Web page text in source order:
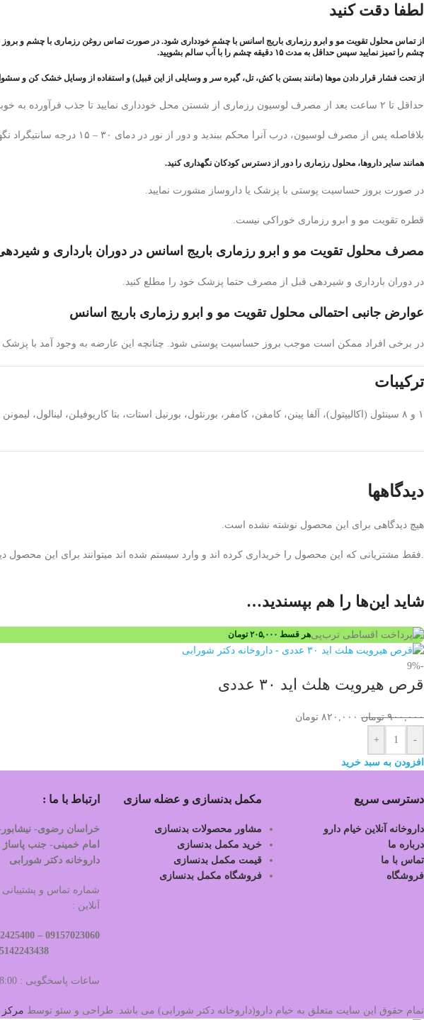
لطفا دقت کنید
از تماس محلول تقویت مو و ابرو رزماری باریج اسانس با چشم خودداری شود. در صورت تماس روغن رزماری با چشم و
چشم را تمیز نمایید سپس حداقل به مدت ۱۵ دقیقه چشم را با آب سالم بشویید.
از تحت فشار قرار دادن موها (مانند بستن با کش، تل، گیره سر و وسایلی از این قبیل) و استفاده از وسایل خشک کن و
حداقل تا ۲ ساعت بعد از مصرف لوسیون رزماری از شستن محل خودداری نمایید تا جذب فرآورده به خوبی صورت گیرد.
بلافاصله پس از مصرف لوسیون، درب آنرا محکم ببندید و دور از نور در دمای ۳۰ – ۱۵ درجه سانتیگراد نگهداری نمایید.
همانند سایر داروها، محلول رزماری را دور از دسترس کودکان نگهداری کنید.
در صورت بروز حساسیت پوستی با پزشک یا داروساز مشورت نمایید.
قطره تقویت مو و ابرو رزماری خوراکی نیست.
مصرف محلول تقویت مو و ابرو رزماری باریج اسانس در دوران بارداری و
در دوران بارداری و شیردهی قبل از مصرف حتما پزشک خود را مطلع کنید.
عوارض جانبی احتمالی محلول تقویت مو و ابرو رزماری باریج اسانس
در برخی افراد ممکن است موجب بروز حساسیت پوستی شود. چنانچه این عارضه به وجود آمد با پزشک
ترکیبات
۱ و ۸ سینئول (اکالیپتول)، آلفا پینن، کامفن، کامفر، بورنئول، بورنیل استات، بتا کاریوفیلن، لینالول، لیمونن
دیدگاهها
هیچ دیدگاهی برای این محصول نوشته نشده است.
.فقط مشتریانی که این محصول را خریداری کرده اند و وارد سیستم شده اند میتوانند برای این محصول
شاید این‌ها را هم بپسندید…
هر قسط ۲۰۵,۰۰۰ تومان
-9%
قرص هیرویت هلث اید ۳۰ عددی
۹۰۰,۰۰۰ تومان ۸۲۰,۰۰۰ تومان
-
+
افزودن به سبد خرید
دسترسی سریع
داروخانه آنلاین خیام دارو
درباره ما
تماس با ما
فروشگاه
مکمل بدنسازی و عضله سازی
مشاور محصولات بدنسازی
خرید مکمل بدنسازی
قیمت مکمل بدنسازی
فروشگاه مکمل بدنسازی
ارتباط با ما :
خراسان رضوی- نیشابور-
امام خمینی- جنب
داروخانه دکتر شورابی
شماره تماس و پشتیبانی
آنلاین :
09157023060 –
ساعات پاسخگویی : 8:00 – 21:00
تمام حقوق این سایت متعلق به خیام دارو(داروخانه دکتر شورابی) می باشد. طراحی و سئو توسط مرکز